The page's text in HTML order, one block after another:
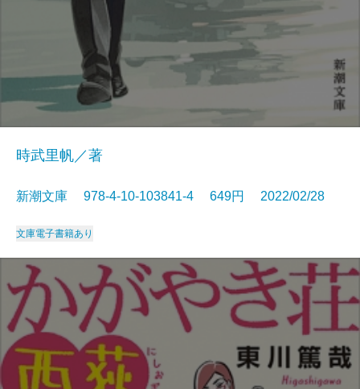
時武里帆／著
新潮文庫 978-4-10-103841-4 649円 2022/02/28
文庫電子書籍あり